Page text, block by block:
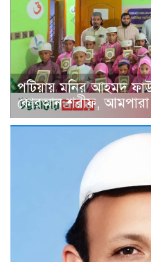
পটিয়ায় মনির আহমদ
কোরআন শরীফ, আমপারা